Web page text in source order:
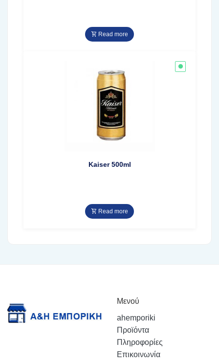
Read more
Kaiser 500ml
Read more
Μενού
ahemporiki
Προϊόντα
Πληροφορίες
Επικοινωνία